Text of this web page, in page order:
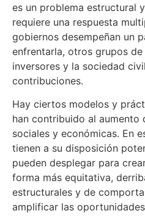
es un problema estructural
requiere una respuesta
gobiernos desempeñan un
enfrentarla, otros grupos
inversores y la sociedad
contribuciones.
Hay ciertos modelos y
han contribuido al aumento
sociales y económicas. En
tienen a su disposición
pueden desplegar para
forma más equitativa,
estructurales y de
amplificar las